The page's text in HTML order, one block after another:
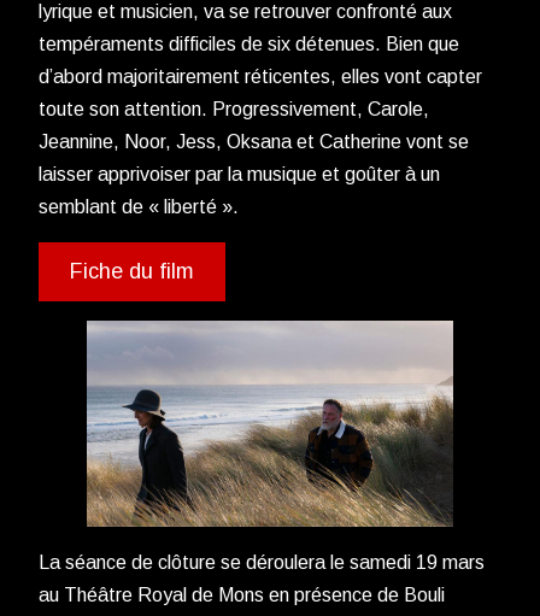
lyrique et musicien, va se retrouver confronté aux
tempéraments difficiles de six détenues. Bien que
d’abord majoritairement réticentes, elles vont capter
toute son attention. Progressivement, Carole,
Jeannine, Noor, Jess, Oksana et Catherine vont se
laisser apprivoiser par la musique et goûter à un
semblant de « liberté ».
Fiche du film
La séance de clôture se déroulera le samedi 19 mars
au Théâtre Royal de Mons en présence de Bouli